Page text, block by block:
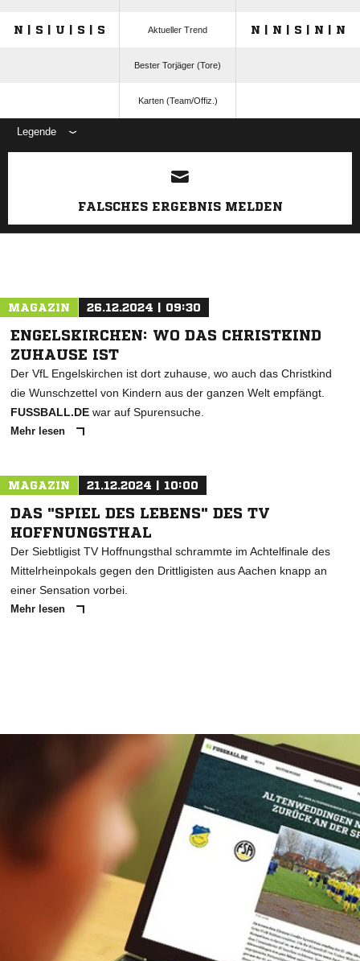
N | S | U | S | S Aktueller Trend N | N | S | N | N
Bester Torjäger (Tore)
Karten (Team/Offiz.)
Legende
ANZEIGE
FALSCHES ERGEBNIS MELDEN
MAGAZIN 26.12.2024 | 09:30
ENGELSKIRCHEN: WO DAS CHRISTKIND
ZUHAUSE IST
Der VfL Engelskirchen ist dort zuhause, wo auch das Christkind
die Wunschzettel von Kindern aus der ganzen Welt empfängt.
FUSSBALL.DE war auf Spurensuche.
Mehr lesen
MAGAZIN 21.12.2024 | 10:00
DAS "SPIEL DES LEBENS" DES TV
HOFFNUNGSTHAL
Der Siebtligist TV Hoffnungsthal schrammte im Achtelfinale des
Mittelrheinpokals gegen den Drittligisten aus Aachen knapp an
einer Sensation vorbei.
Mehr lesen